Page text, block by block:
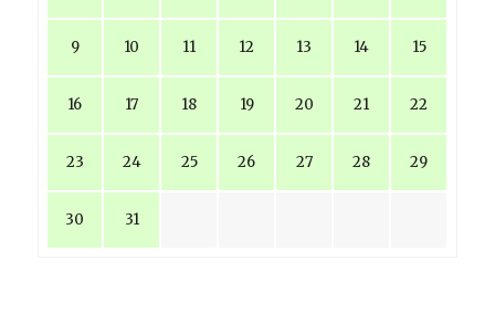
9 10 11 12 13 14 15
16 17 18 19 20 21 22
23 24 25 26 27 28 29
30 31